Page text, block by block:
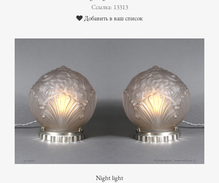
Ссылка: 13313
Добавить в ваш список
Night light